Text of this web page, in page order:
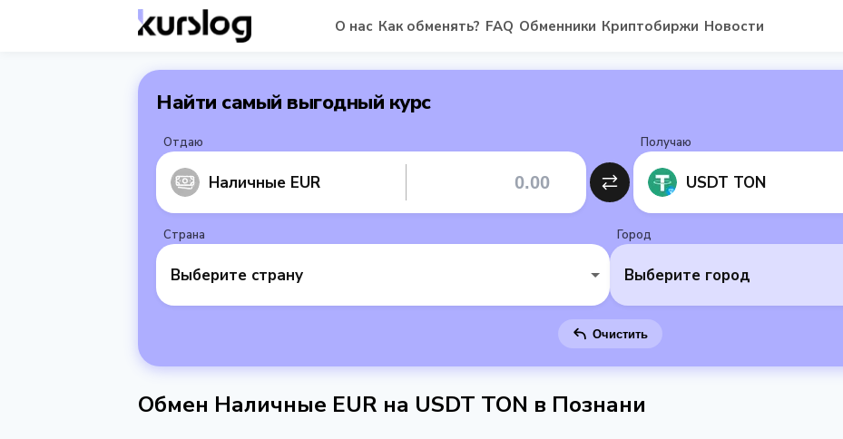
О нас Как обменять? FAQ Обменники Криптобиржи Новости
Найти самый выгодный курс
Отдаю
Наличные EUR
Получаю
USDT TON
Страна
Выберите страну
Город
Выберите город
Очистить
Обмен Наличные EUR на USDT TON в Познани